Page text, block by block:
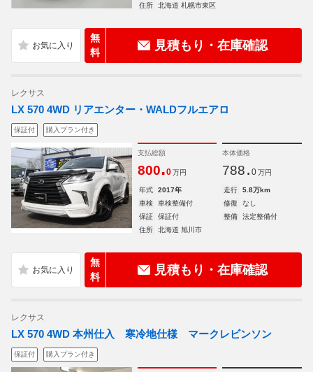
住所
北海道 札幌市東区
無
料
見積もり・在庫確認
レクサス
LX 570 4WD リアエンター・WALDフルエアロ
保証付 購入プラン付き
支払総額
800.0 万円
本体価格
788. 0 万円
年式 2017年 走行
5.8万km
車検
車検整備付 修復
なし
保証
保証付 整備
法定整備付
住所
北海道 旭川市
無
料
見積もり・在庫確認
レクサス
LX 570 4WD 本州仕入 寒冷地仕様 マークレビンソン
保証付 購入プラン付き